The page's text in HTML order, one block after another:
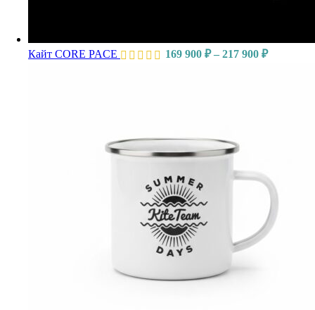
Кайт CORE PACE 169 900 ₽ – 217 900 ₽